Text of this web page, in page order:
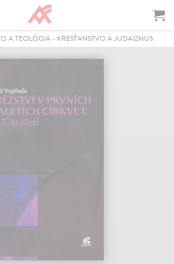
A TEOLÓGIA- KRESŤANSTVO A JUDAIZMUS